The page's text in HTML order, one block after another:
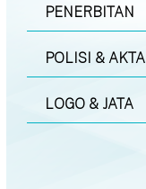
PENERBITAN
POLISI & AKTA
LOGO & JATA